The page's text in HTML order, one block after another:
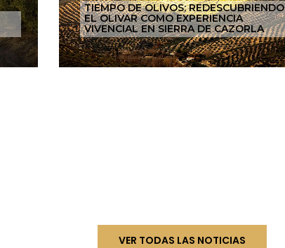
TIEMPO DE OLIVOS: REDESCUBRIENDO
EL OLIVAR COMO EXPERIENCIA
VIVENCIAL EN SIERRA DE CAZORLA
VER TODAS LAS NOTICIAS